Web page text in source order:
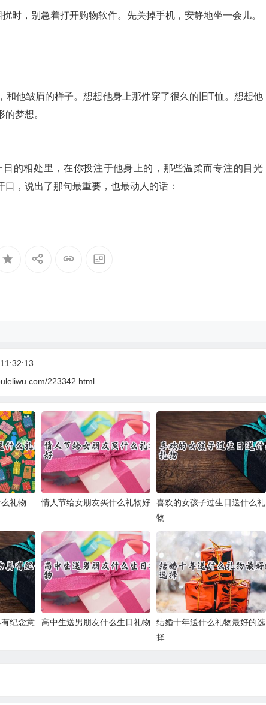
时，别急着打开购物软件。先关掉手机，安静地坐一会儿。
和他皱眉的样子。想想他身上那件穿了很久的旧T恤。想想他
梦想。
的相处里，在你投注于他身上的，那些温柔而专注的目光
，说出了那句最重要，也最动人的话：
223342.html
礼物 情人节给女朋友买什么礼物好
喜欢的女孩子过生日送什么礼
物
纪念意
高中生送男朋友什么生日礼物
结婚十年送什么礼物最好的选
择